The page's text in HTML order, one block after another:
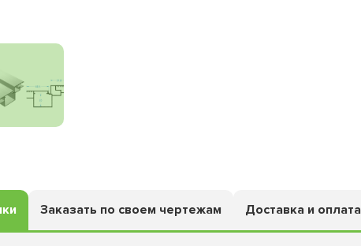
Заказать по своем чертежам Доставка и оплата